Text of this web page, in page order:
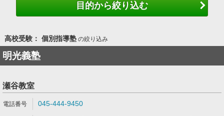
目的から絞り込む
高校受験： 個別指導塾の絞り込み
明光義塾
瀬谷教室
045-444-9450